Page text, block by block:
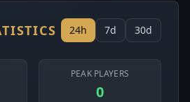
24h 7d 30d
PEAK PLAYERS
0